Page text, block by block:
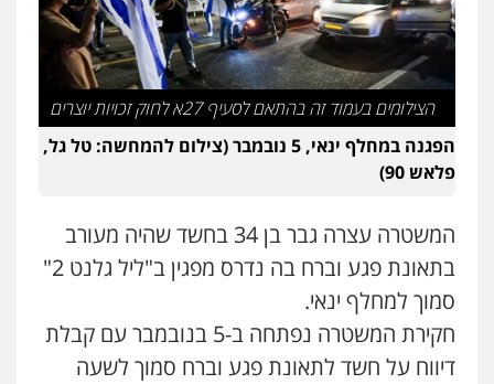
סלימאן אבו שעירה – משרד עורכי דין
פלילי בטחוני צבאי נזיקין
0547780927
דוד אפרים משרד עורכי דין
עו"ד אשרף שחאדה
פלילי
תעבורה
0549535659
הצילומים בעמוד זה בהתאם לסעיף 27א לחוק זכויות יוצרים
הפגנה במחלף ינאי, 5 נובמבר (צילום להמחשה: טל גל,
פלאש 90)
המשטרה עצרה גבר בן 34 בחשד שהיה מעורב
בתאונת פגע וברח בה נדרס מפגין ב"ליל גלנט 2"
סמוך למחלף ינאי.
חקירת המשטרה נפתחה ב-5 בנובמבר עם קבלת
דיווח על חשד לתאונת פגע וברח סמוך לשעה